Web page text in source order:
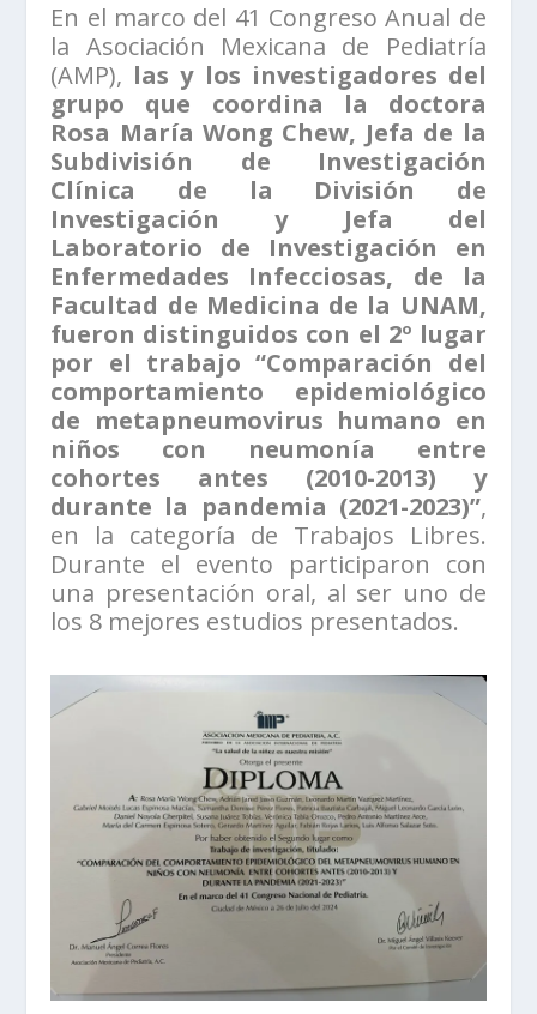
En el marco del 41 Congreso Anual de
la Asociación Mexicana de Pediatría
(AMP), las y los investigadores del
grupo que coordina la doctora
Rosa María Wong Chew, Jefa de la
Subdivisión de Investigación
Clínica de la División de
Investigación y Jefa del
Laboratorio de Investigación en
Enfermedades Infecciosas, de la
Facultad de Medicina de la UNAM,
fueron distinguidos con el 2º lugar
por el trabajo “Comparación del
comportamiento epidemiológico
de metapneumovirus humano en
niños con neumonía entre
cohortes antes (2010-2013) y
durante la pandemia (2021-2023)”,
en la categoría de Trabajos Libres.
Durante el evento participaron con
una presentación oral, al ser uno de
los 8 mejores estudios presentados.